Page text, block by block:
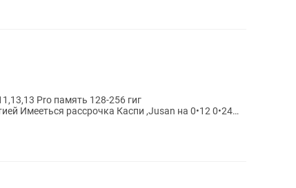
Pro память 128-256 гиг
Имееться рассрочка Каспи ,Jusan на 0•12 0•24